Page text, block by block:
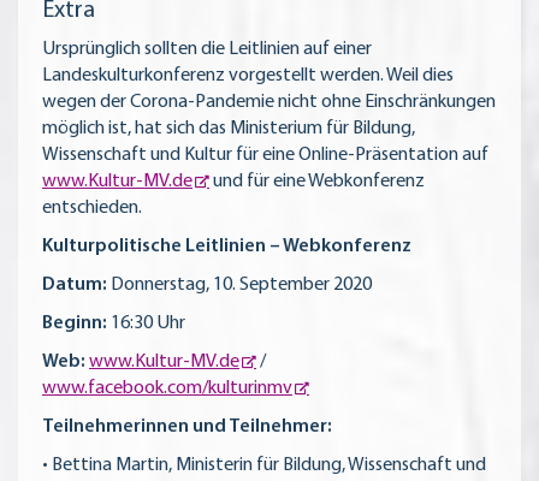
Extra
Ursprünglich sollten die Leitlinien auf einer
Landeskulturkonferenz vorgestellt werden. Weil dies
wegen der Corona-Pandemie nicht ohne Einschränkungen
möglich ist, hat sich das Ministerium für Bildung,
Wissenschaft und Kultur für eine Online-Präsentation auf
www.Kultur-MV.de
und für eine Webkonferenz
entschieden.
Kulturpolitische Leitlinien – Webkonferenz
Datum: Donnerstag, 10. September 2020
Beginn: 16:30 Uhr
Web: www.Kultur-MV.de
/
www.facebook.com/kulturinmv
Teilnehmerinnen und Teilnehmer:
• Bettina Martin, Ministerin für Bildung, Wissenschaft und